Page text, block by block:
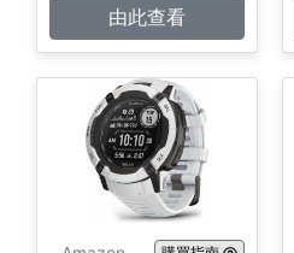
由此查看